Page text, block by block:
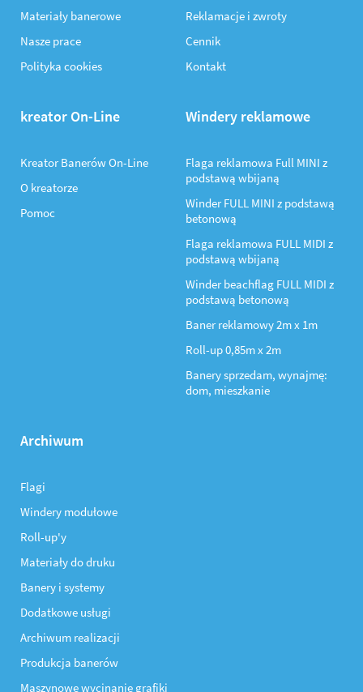
Materiały banerowe
Nasze prace
Polityka cookies
Reklamacje i zwroty
Cennik
Kontakt
kreator On-Line
Kreator Banerów On-Line
O kreatorze
Pomoc
Windery reklamowe
Flaga reklamowa Full MINI z
podstawą wbijaną
Winder FULL MINI z podstawą
betonową
Flaga reklamowa FULL MIDI z
podstawą wbijaną
Winder beachflag FULL MIDI z
podstawą betonową
Baner reklamowy 2m x 1m
Roll-up 0,85m x 2m
Banery sprzedam, wynajmę:
dom, mieszkanie
Archiwum
Flagi
Windery modułowe
Roll-up'y
Materiały do druku
Banery i systemy
Dodatkowe usługi
Archiwum realizacji
Produkcja banerów
Maszynowe wycinanie grafiki